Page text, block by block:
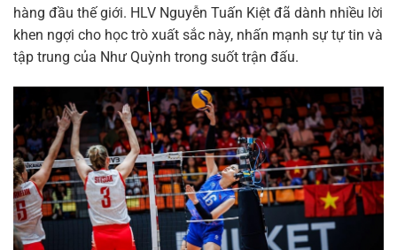
hàng đầu thế giới. HLV Nguyễn Tuấn Kiệt đã dành nhiều lời
khen ngợi cho học trò xuất sắc này, nhấn mạnh sự tự tin và
tập trung của Như Quỳnh trong suốt trận đấu.